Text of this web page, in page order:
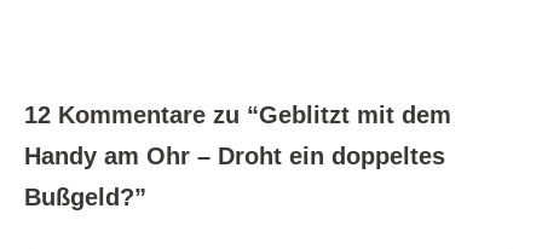
12 Kommentare zu “Geblitzt mit dem
Handy am Ohr – Droht ein doppeltes
Bußgeld?”